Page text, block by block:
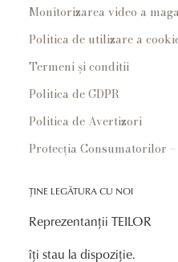
Monitorizarea video a
Politica de utilizare a
Termeni și conditii
Politica de GDPR
Politica de Avertizori
Protecția Consumatorilor –
ȚINE LEGĂTURA CU NOI
Reprezentanții TEILOR
îți stau la dispoziție.